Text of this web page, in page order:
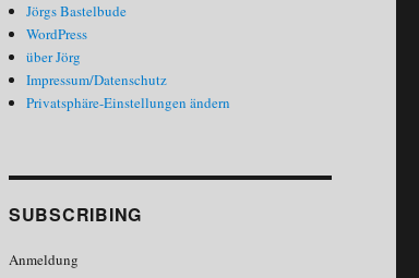
Jörgs Bastelbude
WordPress
über Jörg
Impressum/Datenschutz
Privatsphäre-Einstellungen ändern
SUBSCRIBING
Anmeldung